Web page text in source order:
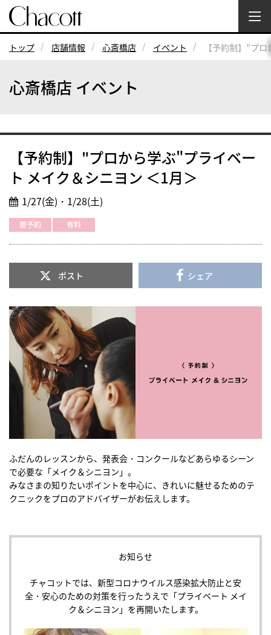
トップ 店舗情報 心斎橋店 イベント 【予約制】"プ
心斎橋店 イベント
【予約制】"プロから学ぶ"プライベー
ト メイク＆シニヨン ＜1月＞
1/27(金)・1/28(土)
要予約 有料
ポスト シェア
ふだんのレッスンから、発表会・コンクールなどあらゆるシーン
で必要な「メイク＆シニヨン」。
みなさまの知りたいポイントを中心に、きれいに魅せるためのテ
クニックをプロのアドバイザーがお伝えします。
お知らせ
チャコットでは、新型コロナウイルス感染拡大防止と安
全・安心のための対策を行ったうえで「プライベート メイ
ク＆シニヨン」を再開いたします。